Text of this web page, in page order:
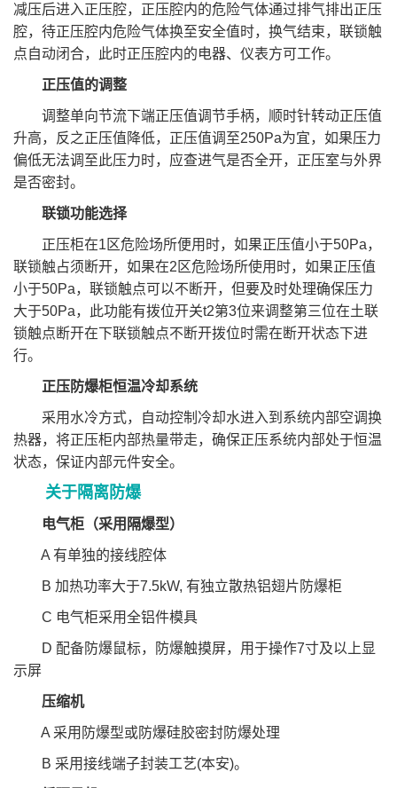
减压后进⼊正压腔，正压腔内的危险⽓体通过排⽓排出正压
腔，待正压腔内危险⽓体换⾄安全值时，换⽓结束，联锁触
点⾃动闭合，此时正压腔内的电器、仪表⽅可⼯作。
正压值的调整
调整单向节流下端正压值调节⼿柄，顺时针转动正压值
升⾼，反之正压值降低，正压值调⾄250Pa为宜，如果压⼒
偏低⽆法调⾄此压⼒时，应查进⽓是否全开，正压室与外界
是否密封。
联锁功能选择
正压柜在1区危险场所便⽤时，如果正压值⼩于50Pa，
联锁触占须断开，如果在2区危险场所使⽤时，如果正压值
⼩于50Pa，联锁触点可以不断开，但要及时处理确保压⼒
⼤于50Pa，此功能有拨位开关t2第3位来调整第三位在⼟联
锁触点断开在下联锁触点不断开拨位时需在断开状态下进
⾏。
正压防爆柜恒温冷却系统
采⽤⽔冷⽅式，⾃动控制冷却⽔进⼊到系统内部空调换
热器，将正压柜内部热量带⾛，确保正压系统内部处于恒温
状态，保证内部元件安全。
关于隔离防爆
电气柜（采用隔爆型）
A 有单独的接线腔体
B 加热功率大于7.5kW, 有独立散热铝翅片防爆柜
C 电气柜采用全铝件模具
D 配备防爆鼠标，防爆触摸屏，用于操作7寸及以上显
示屏
压缩机
A 采用防爆型或防爆硅胶密封防爆处理
B 采用接线端子封装工艺(本安)。